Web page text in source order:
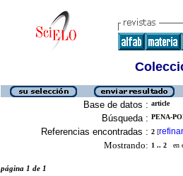
Base de datos : article
Búsqueda : PENA-
Referencias encontradas : 2 [refinar
Mostrando: 1 .. 2 en
página 1 de 1